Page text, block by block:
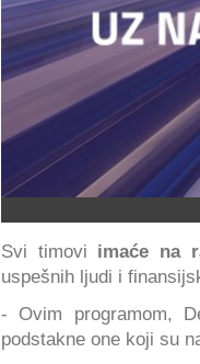
Svi timovi imaće na
uspešnih ljudi i
- Ovim programom,
podstakne one koji su